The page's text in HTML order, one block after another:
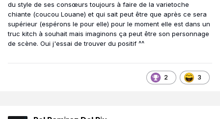
du style de ses consœurs toujours à faire de la varietoche
chiante (coucou Louane) et qui sait peut être que après ce sera
supérieur (espérons le pour elle) pour le moment elle est dans un
truc kitch à souhait mais imaginons ça peut être son personnage
de scène. Oui j'essai de trouver du positif ^^
2 3